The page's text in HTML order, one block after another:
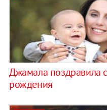
Джамала поздравила
рождения